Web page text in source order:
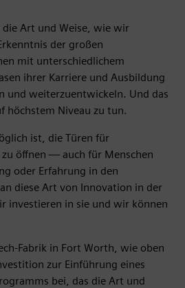
Art und Weise, wie wir
der großen
mit unterschiedlichem
ihrer Karriere und Ausbildung
und weiterzuentwickeln. Und das
höchstem Niveau zu tun.
ist, die Türen für
öffnen — auch für Menschen
oder Erfahrung in den
diese Art von Innovation in der
investieren in sie und wir können
Fabrik in Fort Worth, wie oben
zur Einführung eines
bei, das die Art und